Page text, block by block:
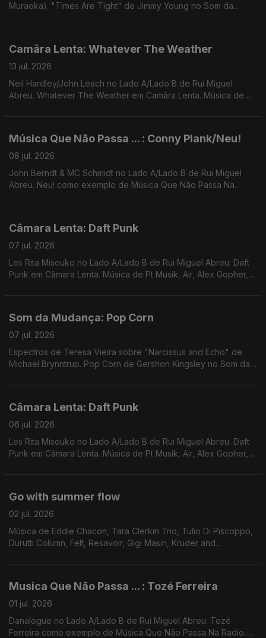
Muraoka). "Times Are Tight" de Jimmy Young no Som da
Camâra Lenta: Whatever The Weather
13 jul. 2026
Neil Hardley/John Leach no Lado A/Lado B de Rui Miguel
Abreu. Whatever The Weather em Camâra Lenta. Música de
Música Que Não Passa ... : Conny Plank/Neu!
08 jul. 2026
John Berndt & MC Schmidt no Lado A/Lado B de Rui Miguel
Abreu. Neu! como exemplo de Música Que Não Passa Na
Câmara Lenta: Daft Punk
07 jul. 2026
Les Rita Misouko no Lado A/Lado B de Rui Miguel Abreu. Daft
Punk em Câmara Lenta. Música de Pt Musik, Air, Alex Gopher,
Som da Mudança: Pop Corn
07 jul. 2026
Espectros de Teresa Vieira sobre "Narcissus and Echo" de
Michael Brynntrup. Pop Corn de Gershon Kingsley no Som da
Câmara Lenta: Daft Punk
06 jul. 2026
Les Rita Misouko no Lado A/Lado B de Rui Miguel Abreu. Daft
Punk em Câmara Lenta. Música de Pt Musik, Air, Alex Gopher,
Go with summer flow
02 jul. 2026
Música de Eddie Chacon, Tara Clerkin Trio, Tulio Di Piscoppo,
Durutti Column, Felt, Resavoir, Gigi Masin, Kruder and
Musica Que Não Passa ... : Tozé Ferreira
01 jul. 2026
Danalogue no Lado A/Lado B de Rui Miguel Abreu. Tozé
Ferreira como exemplo de Música Que Não Passa Na Radio.